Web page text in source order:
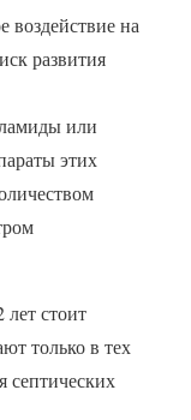
воздействие на
развития
или
этих
стоит
только в тех
септических